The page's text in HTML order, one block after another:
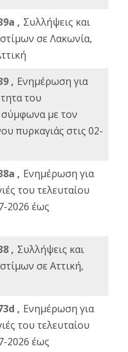
, Συλλήψεις και
σε Λακωνία,
, Ενημέρωση για
του
με τον
πυρκαγιάς στις 02-
, Ενημέρωση για
του τελευταίου
2026 έως
, Συλλήψεις και
σε Αττική,
, Ενημέρωση για
του τελευταίου
2026 έως